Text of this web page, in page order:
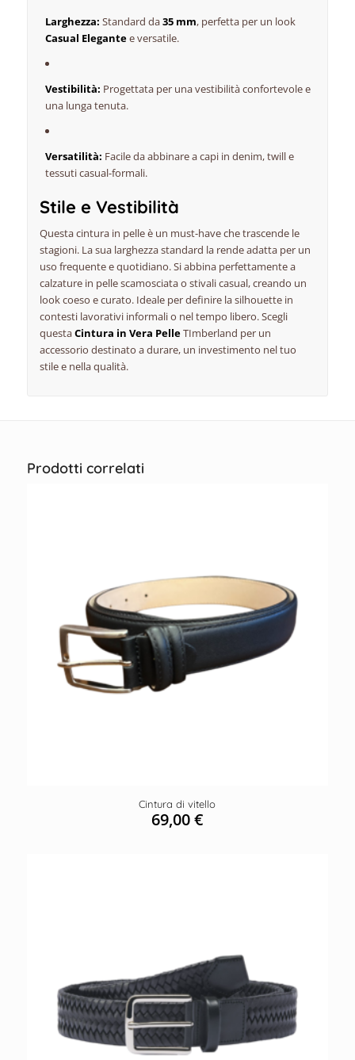
Larghezza: Standard da35 mm, perfetta per un look
Casual Elegantee versatile.
Vestibilità: Progettata per una vestibilità confortevole e
una lunga tenuta.
Versatilità: Facile da abbinare a capi in denim, twill e
tessuti casual-formali.
Stile e Vestibilità
Questa cintura in pelle è un must-have che trascende le
stagioni. La sua larghezza standard la rende adatta per un
uso frequente e quotidiano. Si abbina perfettamente a
calzature in pelle scamosciata o stivali casual, creando un
look coeso e curato. Ideale per definire la silhouette in
contesti lavorativi informali o nel tempo libero. Scegli
questaCintura in Vera PelleTImberland per un
accessorio destinato a durare, un investimento nel tuo
stile e nella qualità.
Prodotti correlati
Cintura di vitello
69,00€